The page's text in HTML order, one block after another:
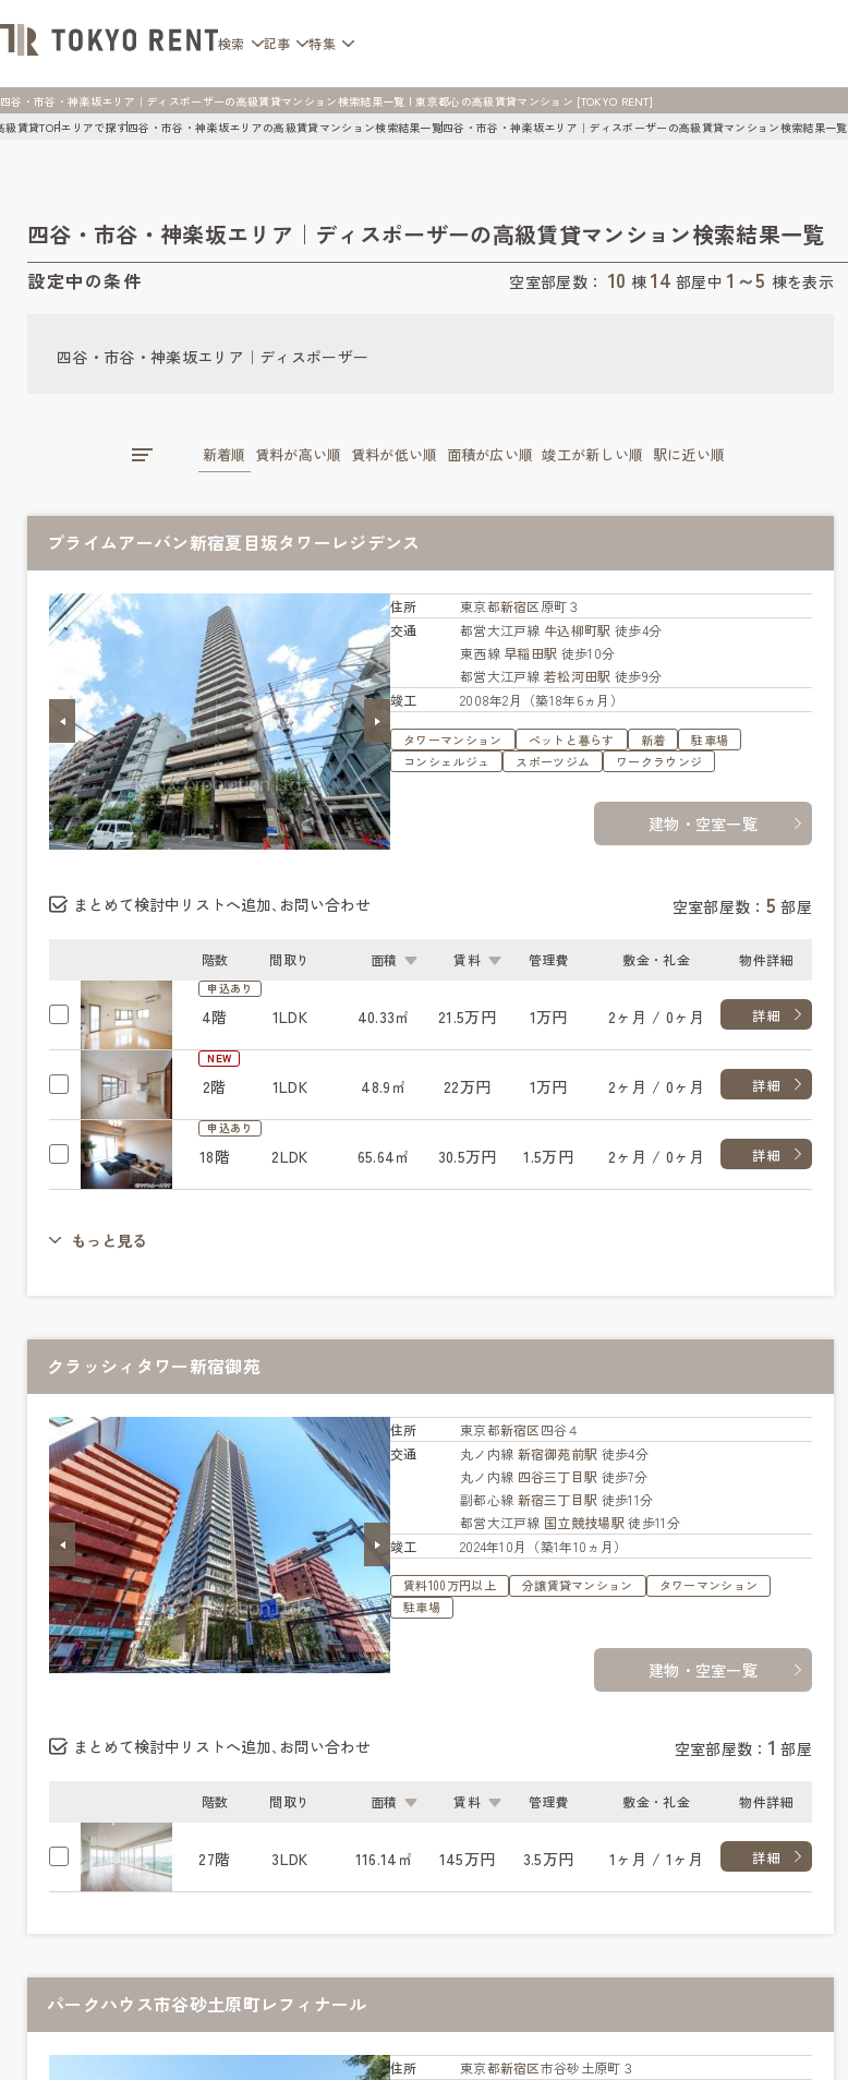
検索 記事 特集
四谷・市谷・神楽坂エリア｜ディスポーザーの高級賃貸マンション検索結果一覧 | 東京都心の高級賃貸マンション [TOKYO RENT]
級賃貸TOPエリアで探す四谷・市谷・神楽坂エリアの高級賃貸マンション検索結果一覧四谷・市谷・神楽坂エリア｜ディスポーザーの高級賃貸マンション検索結果一覧
四谷・市谷・神楽坂エリア｜ディスポーザーの高級賃貸マンション検索結果一覧
設定中の条件 空室部屋数： 10 棟14 部屋中1～5 棟を表示
四谷・市谷・神楽坂エリア｜ディスポーザー
新着順 賃料が高い順 賃料が低い順 面積が広い順 竣工が新しい順 駅に近い順
プライムアーバン新宿夏目坂タワーレジデンス
住所 東京都新宿区原町３
交通
都営大江戸線 牛込柳町駅 徒歩4分
東西線 早稲田駅 徒歩10分
都営大江戸線若松河田駅 徒歩9分
竣工
2008年2月（築18年6ヵ月）
タワーマンション ペットと暮らす 新着
駐車場
コンシェルジュ
スポーツジム ワークラウンジ
建物・空室一覧
まとめて検討中リストへ追加､お問い合わせ 空室部屋数： 5 部屋
階数 間取り 面積 賃料 管理費 敷金・礼金 物件詳細
申込あり
詳細
4階 1LDK 40.33㎡ 21.5万円 1万円 2ヶ月 / 0ヶ月
NEW
詳細
2階 1LDK 48.9㎡ 22万円 1万円 2ヶ月 / 0ヶ月
申込あり
詳細
18階 2LDK 65.64㎡ 30.5万円 1.5万円 2ヶ月 / 0ヶ月
もっと見る
クラッシィタワー新宿御苑
住所 東京都新宿区四谷４
交通
丸ノ内線 新宿御苑前駅 徒歩4分
丸ノ内線 四谷三丁目駅 徒歩7分
副都心線 新宿三丁目駅 徒歩11分
都営大江戸線 国立競技場駅 徒歩11分
竣工
2024年10月（築1年10ヵ月）
賃料100万円以上 分譲賃貸マンション
タワーマンション
駐車場
建物・空室一覧
まとめて検討中リストへ追加､お問い合わせ 空室部屋数： 1 部屋
階数 間取り 面積 賃料 管理費 敷金・礼金 物件詳細
詳細
27階 3LDK 116.14㎡ 145万円 3.5万円 1ヶ月 / 1ヶ月
パークハウス市谷砂土原町レフィナール
住所 東京都新宿区市谷砂土原町３